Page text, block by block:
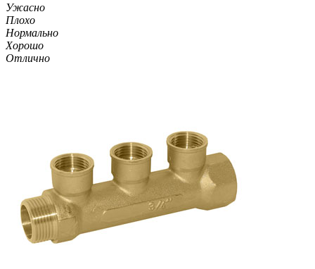
Ужасно
Плохо
Нормально
Хорошо
Отлично